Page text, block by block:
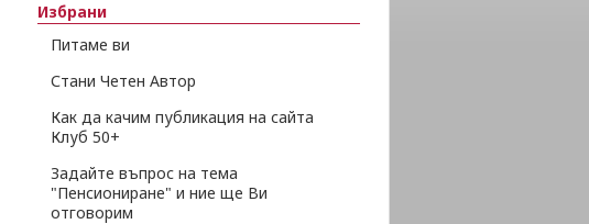
Избрани
Питаме ви
Стани Четен Автор
Как да качим публикация на сайта
Клуб 50+
Задайте въпрос на тема
"Пенсиониране" и ние ще Ви
отговорим